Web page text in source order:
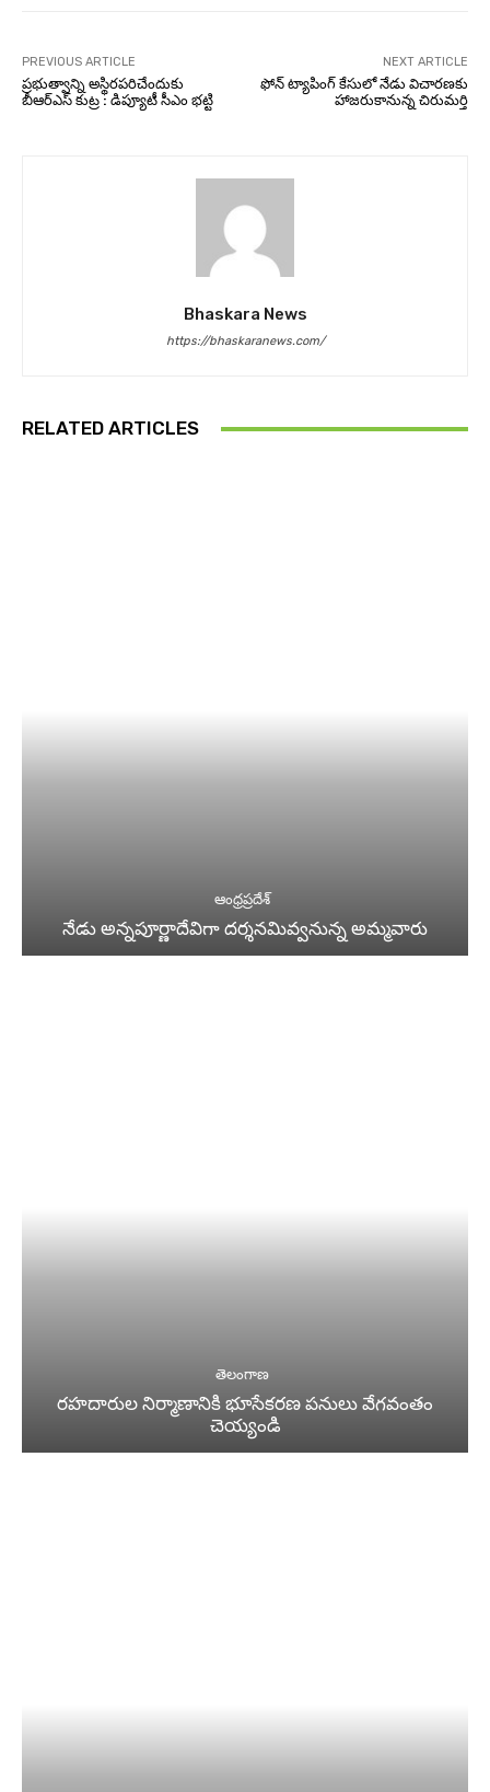
PREVIOUS ARTICLE
ప్రభుత్వాన్ని అస్థిరపరిచేందుకు
బీఆర్‌ఎస్‌ కుట్ర : డిప్యూటీ సీఎం భట్టి
NEXT ARTICLE
ఫోన్ ట్యాపింగ్ కేసులో నేడు విచారణకు
హాజరుకానున్న చిరుమర్తి
Bhaskara News
https://bhaskaranews.com/
RELATED ARTICLES
ఆంధ్రప్రదేశ్
నేడు అన్నపూర్ణాదేవిగా దర్శనమివ్వనున్న అమ్మవారు
తెలంగాణ
రహదారుల నిర్మాణానికి భూసేకరణ పనులు వేగవంతం
చెయ్యండి